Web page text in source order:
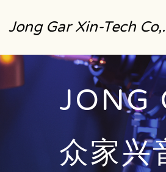
Jong Gar Xin-Tech
JONG
众家兴
JONG
声声环